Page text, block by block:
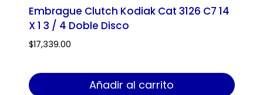
Embrague Clutch Kodiak Cat 3126 C7 14
X 1 3 / 4 Doble Disco
$17,339.00
Añadir al carrito